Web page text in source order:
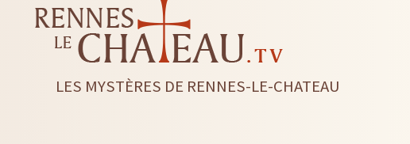
LES MYSTÈRES DE RENNES-LE-CHATEAU